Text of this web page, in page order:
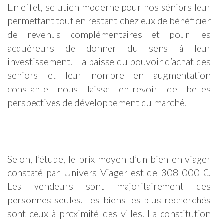
En effet, solution moderne pour nos séniors leur
permettant tout en restant chez eux de bénéficier
de revenus complémentaires et pour les
acquéreurs de donner du sens à leur
investissement. La baisse du pouvoir d’achat des
seniors et leur nombre en augmentation
constante nous laisse entrevoir de belles
perspectives de développement du marché.
Selon, l’étude, le prix moyen d’un bien en viager
constaté par Univers Viager est de 308 000 €.
Les vendeurs sont majoritairement des
personnes seules. Les biens les plus recherchés
sont ceux à proximité des villes. La constitution